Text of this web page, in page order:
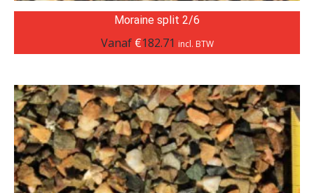
Moraine split 2/6
Vanaf €182.71 incl. BTW